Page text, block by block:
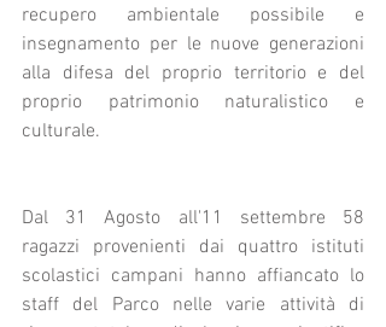
recupero ambientale possibile e
insegnamento per le nuove generazioni
alla difesa del proprio territorio e del
proprio patrimonio naturalistico e
culturale.
Dal 31 Agosto all'11 settembre 58
ragazzi provenienti dai quattro istituti
scolastici campani hanno affiancato lo
staff del Parco nelle varie attività di